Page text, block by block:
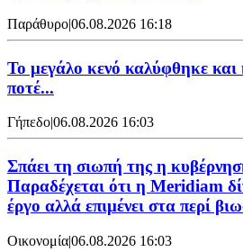
Παράθυρο|06.08.2026 16:18
Το μεγάλο κενό καλύφθηκε
ποτέ...
Γήπεδο|06.08.2026 16:03
Σπάει τη σιωπή της η
Παραδέχεται ότι η Meridiam
έργο αλλά επιμένει στα περί
Οικονομία|06.08.2026 16:03